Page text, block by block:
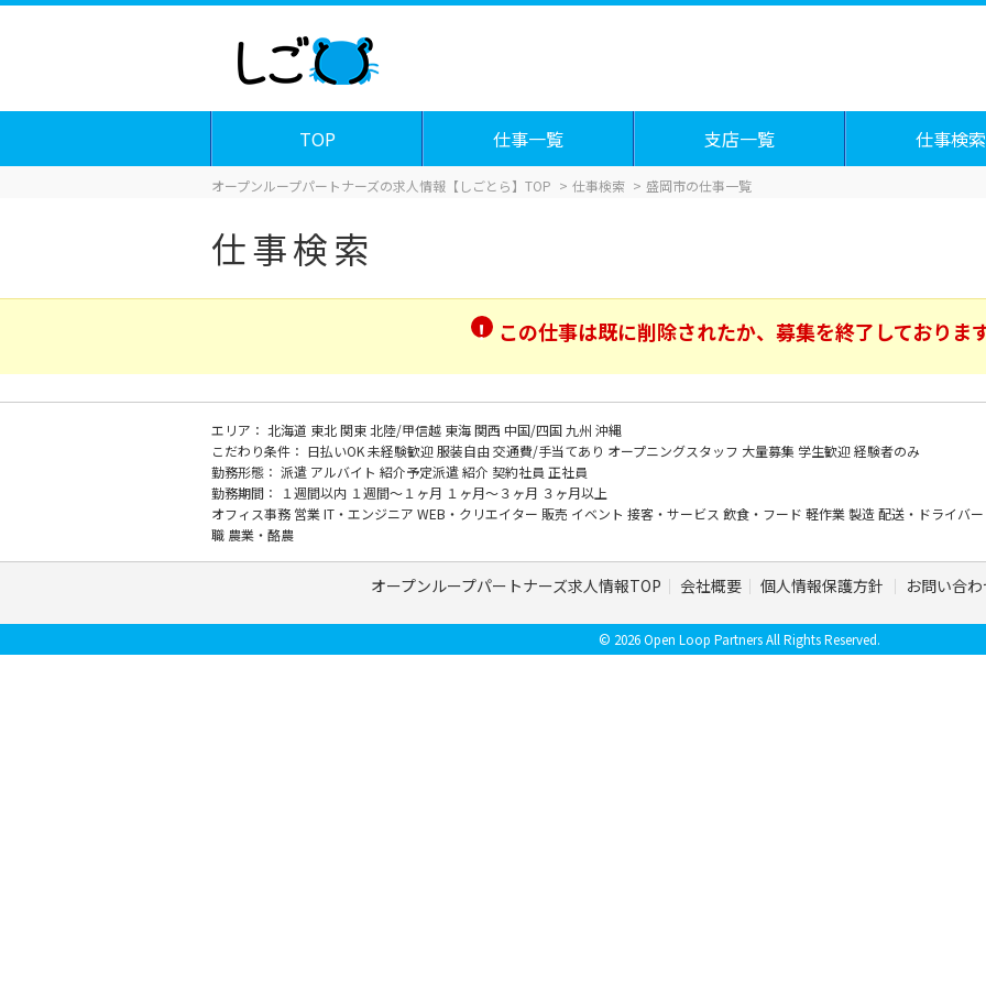
TOP 仕事一覧 支店一覧 仕事検索
オープンループパートナーズの求人情報【しごとら】TOP 仕事検索 盛岡市の仕事一覧
仕事検索
この仕事は既に削除されたか、募集を終了しております
エリア： 北海道 東北関東北陸/甲信越 東海関西 中国/四国九州 沖縄
こだわり条件： 日払いOK未経験歓迎服装自由交通費/手当てあり オープニングスタッフ 大量募集 学生歓迎経験者のみ
勤務形態： 派遣 アルバイト 紹介予定派遣紹介 契約社員 正社員
勤務期間：
１週間以内 １週間～１ヶ月 １ヶ月～３ヶ月 ３ヶ月以上
オフィス事務 営業IT・エンジニア WEB・クリエイター 販売 イベント 接客・サービス 飲食・フード 軽作業製造配送・ドライバー
職 農業・酪農
オープンループパートナーズ求人情報TOP 会社概要 個人情報保護方針 お問い合わ
© 2026 Open Loop Partners All Rights Reserved.